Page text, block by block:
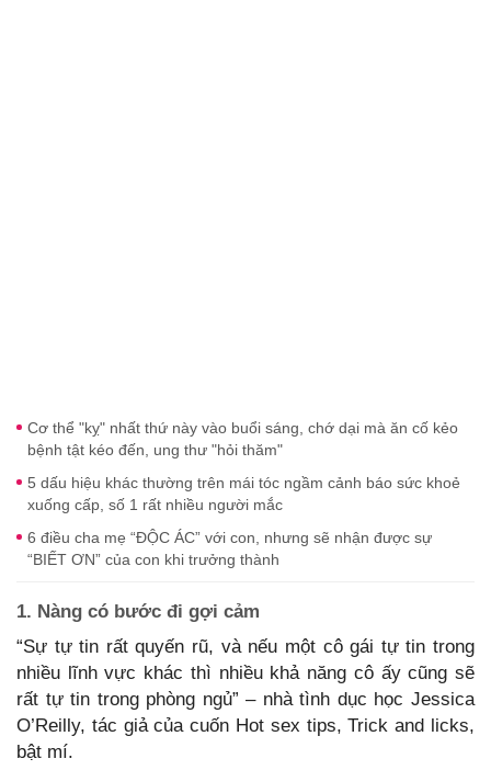
Cơ thể "kỵ" nhất thứ này vào buổi sáng, chớ dại mà ăn cố kẻo
bệnh tật kéo đến, ung thư "hỏi thăm"
5 dấu hiệu khác thường trên mái tóc ngầm cảnh báo sức khoẻ
xuống cấp, số 1 rất nhiều người mắc
6 điều cha mẹ “ĐỘC ÁC” với con, nhưng sẽ nhận được sự
“BIẾT ƠN” của con khi trưởng thành
1. Nàng có bước đi gợi cảm
“Sự tự tin rất quyến rũ, và nếu một cô gái tự tin trong
nhiều lĩnh vực khác thì nhiều khả năng cô ấy cũng sẽ
rất tự tin trong phòng ngủ” – nhà tình dục học Jessica
O’Reilly, tác giả của cuốn Hot sex tips, Trick and licks,
bật mí.